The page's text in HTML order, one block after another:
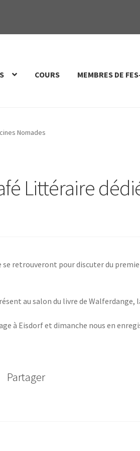
COURS MEMBRES DE
Nomades
Littéraire
se retrouveront pour discuter du
au salon du livre de Walferdange,
à Eisdorf et dimanche nous en
Partager